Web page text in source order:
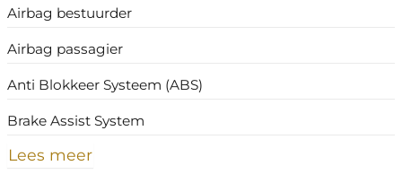
Airbag bestuurder
Airbag passagier
Anti Blokkeer Systeem (ABS)
Brake Assist System
Lees meer